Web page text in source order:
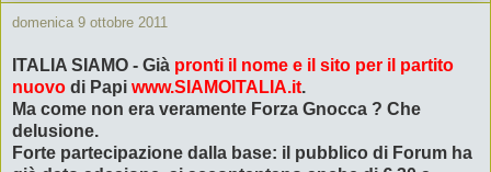
domenica 9 ottobre 2011
ITALIA SIAMO - Già pronti il nome e il sito per il partito
nuovo di Papi www.SIAMOITALIA.it.
Ma come non era veramente Forza Gnocca ? Che
delusione.
Forte partecipazione dalla base: il pubblico di Forum ha